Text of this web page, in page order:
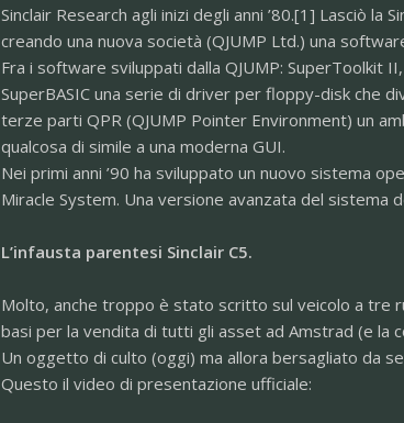
Sinclair Research agli inizi degli anni ’80.[1] Lasciò
creando una nuova società (QJUMP Ltd.) una
Fra i software sviluppati dalla QJUMP: SuperToolkit
SuperBASIC una serie di driver per floppy-disk che
terze parti QPR (QJUMP Pointer Environment) un
qualcosa di simile a una moderna GUI.
Nei primi anni ’90 ha sviluppato un nuovo sistema
Miracle System. Una versione avanzata del sistema
L’infausta parentesi Sinclair C5.
Molto, anche troppo è stato scritto sul veicolo a tre
basi per la vendita di tutti gli asset ad Amstrad (e la
Un oggetto di culto (oggi) ma allora bersagliato da
Questo il video di presentazione ufficiale: